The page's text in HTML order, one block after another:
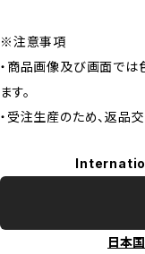
※注意事項
・商品画像及び画面では
ます。
・受注生産のため、返品
日本